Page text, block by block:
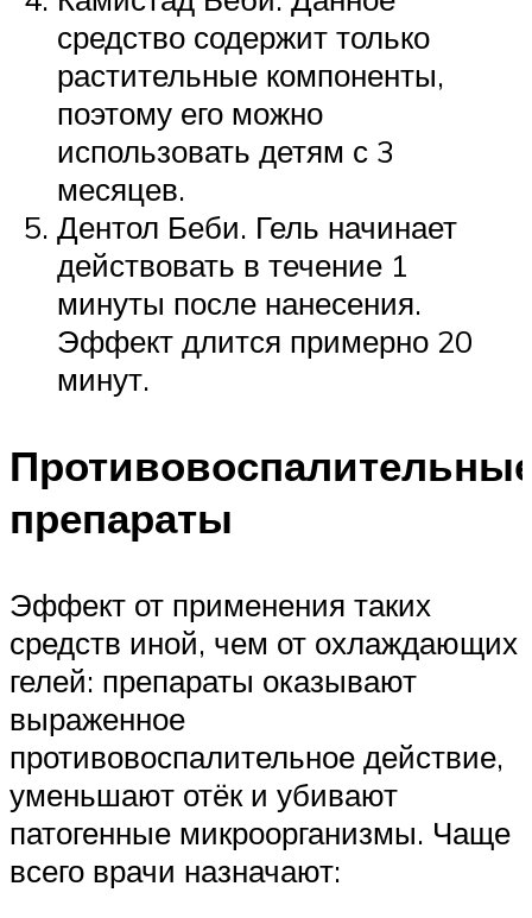
средство содержит только
растительные компоненты,
поэтому его можно
использовать детям с 3
месяцев.
Дентол Беби. Гель начинает
действовать в течение 1
минуты после нанесения.
Эффект длится примерно 20
минут.
препараты
Эффект от применения таких
средств иной, чем от охлаждающих
гелей: препараты оказывают
выраженное
противовоспалительное действие,
уменьшают отёк и убивают
патогенные микроорганизмы. Чаще
всего врачи назначают: